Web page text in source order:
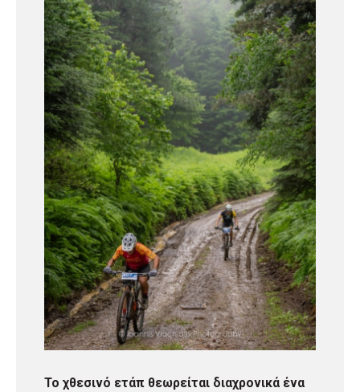
Το χθεσινό ετάπ θεωρείται διαχρονικά ένα